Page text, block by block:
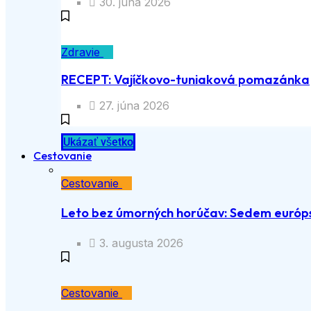
Zdravie
RECEPT: Vajíčkovo-tuniaková pomazánka
27. júna 2026
Ukázať všetko
Cestovanie
Cestovanie
Leto bez úmorných horúčav: Sedem
3. augusta 2026
Cestovanie